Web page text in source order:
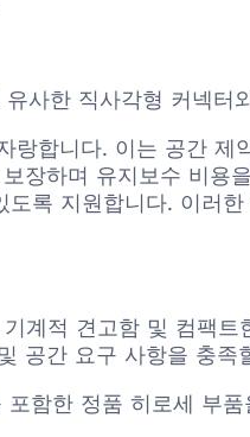
사한 직사각형 커넥
랑합니다. 이는 공간
장하며 유지보수 비
록 지원합니다. 이러
계적 견고함 및 컴팩
공간 요구 사항을 충족
함한 정품 히로세 부